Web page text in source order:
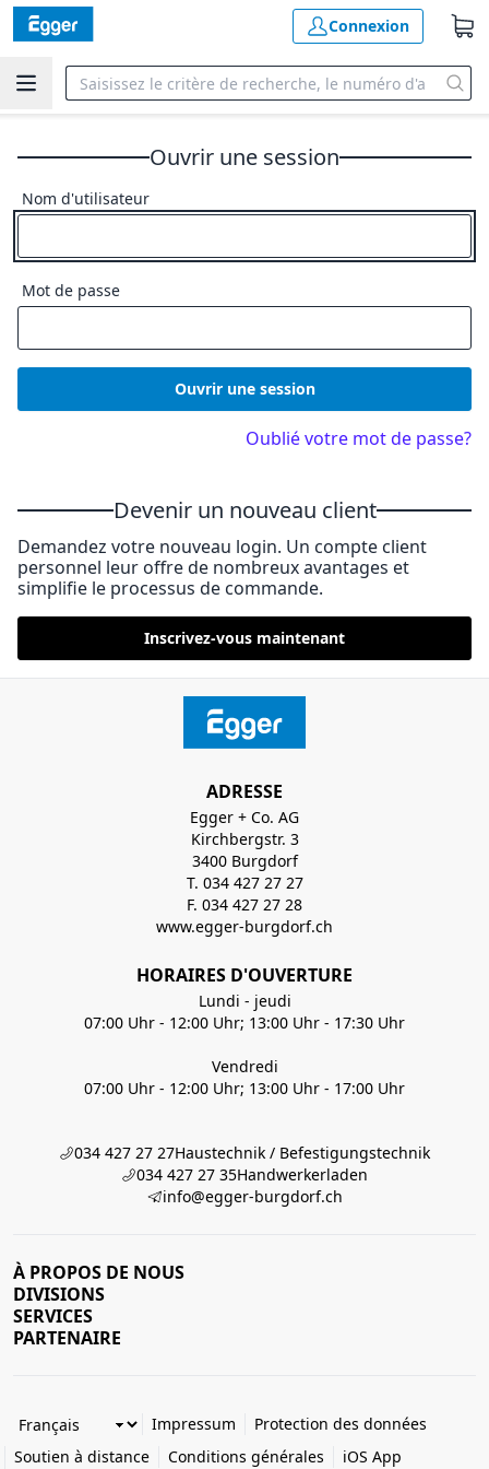
Connexion
Ouvrir une session
Nom d'utilisateur
Mot de passe
Ouvrir une session
Oublié votre mot de passe?
Devenir un nouveau client
Demandez votre nouveau login. Un compte client
personnel leur offre de nombreux avantages et
simplifie le processus de commande.
Inscrivez-vous maintenant
ADRESSE
Egger + Co. AG
Kirchbergstr. 3
3400 Burgdorf
T. 034 427 27 27
F. 034 427 27 28
www.egger-burgdorf.ch
HORAIRES D'OUVERTURE
Lundi - jeudi
07:00 Uhr - 12:00 Uhr; 13:00 Uhr - 17:30 Uhr
Vendredi
07:00 Uhr - 12:00 Uhr; 13:00 Uhr - 17:00 Uhr
034 427 27 27Haustechnik / Befestigungstechnik
034 427 27 35Handwerkerladen
info@egger-burgdorf.ch
À PROPOS DE NOUS
DIVISIONS
SERVICES
PARTENAIRE
Impressum
Protection des données
Soutien à distance
Conditions générales
iOS App